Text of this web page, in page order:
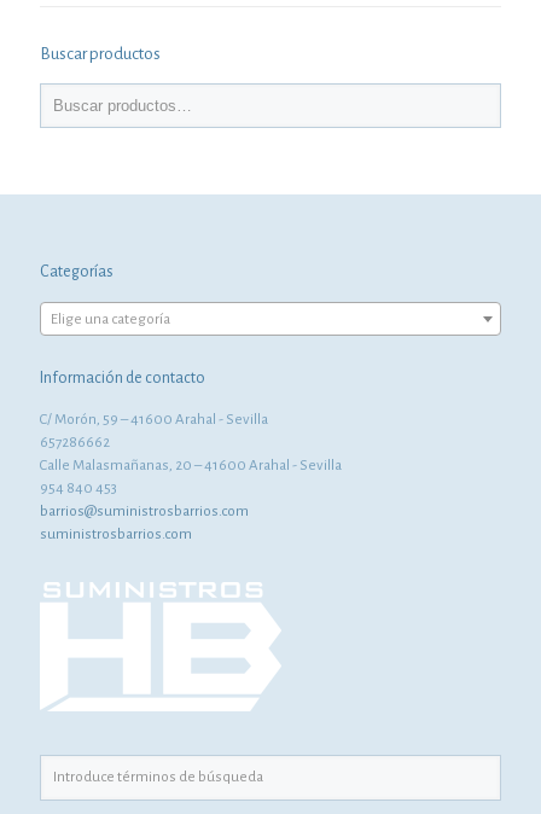
Buscar productos
Categorías
Elige una categoría
Información de contacto
C/ Morón, 59 – 41600 Arahal - Sevilla
657286662
Calle Malasmañanas, 20 – 41600 Arahal - Sevilla
954 840 453
barrios@suministrosbarrios.com
suministrosbarrios.com